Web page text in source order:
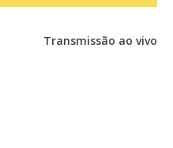
Transmissão ao vivo